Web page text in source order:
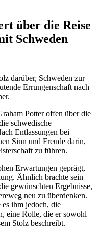
über die Reise
Schweden
darüber, Schweden zur
Errungenschaft nach
Potter offen über die
schwedische
Entlassungen bei
Sinn und Freude darin,
zu führen.
Erwartungen geprägt,
Ähnlich brachte sein
gewünschten Ergebnisse,
neu zu überdenken.
ihm jedoch, die
eine Rolle, die er sowohl
Stolz beschreibt.